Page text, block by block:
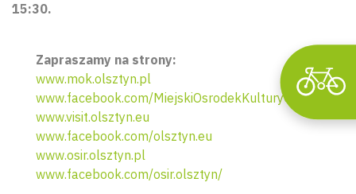
15:30.
Zapraszamy na strony:
www.mok.olsztyn.pl
www.facebook.com/MiejskiOsrodekKulturyOlsztyn/
www.visit.olsztyn.eu
www.facebook.com/olsztyn.eu
www.osir.olsztyn.pl
www.facebook.com/osir.olsztyn/